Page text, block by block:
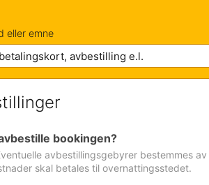
eller emne
bookingen?
avbestillingsgebyrer bestemmes
skal betales til overnattingsstedet.